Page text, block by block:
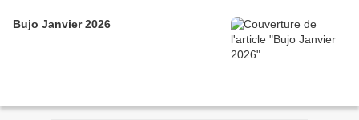
Bujo Janvier 2026